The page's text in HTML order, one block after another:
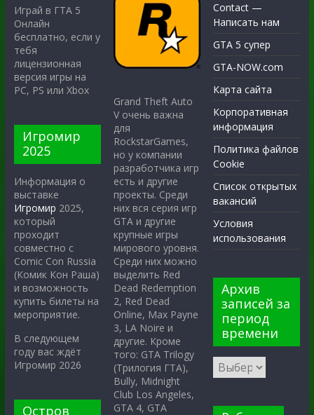
Играй в ГТА 5
Онлайн
бесплатно, если у
тебя
лицензионная
версия игры на
PC, PS или Xbox
Игромир
2025
Информация о
выставке
Игромир 2025,
который
проходит
совместно с
Comic Con Russia
(Комик Кон Раша)
и возможность
купить билеты на
мероприятие.
В следующем
году вас ждёт
Игромир 2026
Остров
Grand Theft Auto
V очень важна
для
RockstarGames,
но у компании
разработчика игр
есть и другие
проекты. Среди
них вся серия игр
GTA и другие
крупные игры
мирового уровня.
Среди них можно
выделить Red
Dead Redemption
2, Red Dead
Online, Max Payne
3, LA Noire и
другие. Кроме
того: GTA Trilogy
(Трилогия ГТА),
Bully, Midnight
Club Los Angeles,
GTA 4, GTA
Contact —
Написать нам
GTA 5 супер
GTA-NOW.com
Карта сайта
Корпоративная
информация
Политика файлов
Cookie
Список открытых
вакансий
Условия
использования
Архив
записей за
период
времени